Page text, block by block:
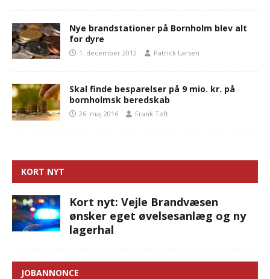
Nye brandstationer på Bornholm blev alt
for dyre
1. december 2012 Patrick Larsen
Skal finde besparelser på 9 mio. kr. på
bornholmsk beredskab
26. maj 2016 Frank Toft
KORT NYT
Kort nyt: Vejle Brandvæsen
ønsker eget øvelsesanlæg og ny
lagerhal
JOBANNONCE